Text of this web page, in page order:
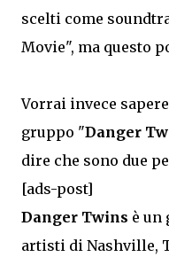
scelti come
Movie", ma questo
Vorrai invece
gruppo "Danger
dire che sono due
[ads-post]
Danger Twins è un
artisti di Nashville,